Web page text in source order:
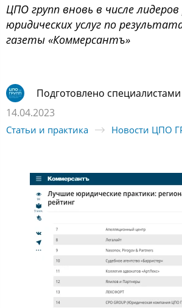
ЦПО групп вновь в числе
юридических услуг по
газеты «Коммерсантъ»
Подготовлено
14.04.2023
Статьи и практика Новости ЦПО